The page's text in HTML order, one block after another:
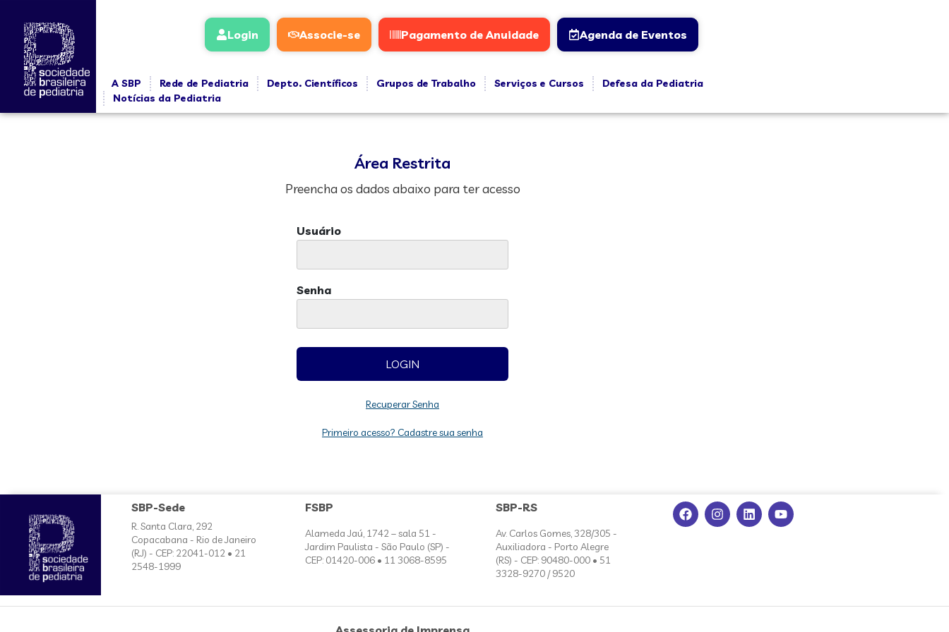
Login Associe-se Pagamento de Anuidade Agenda de Eventos
A SBP Rede de Pediatria Depto. Científicos Grupos de Trabalho Serviços e Cursos
Defesa da Pediatria
Notícias da Pediatria
Área Restrita
Preencha os dados abaixo para ter acesso
Usuário
Senha
Recuperar Senha
Primeiro acesso? Cadastre sua senha
SBP-Sede
R. Santa Clara, 292
Copacabana - Rio de Janeiro
(RJ) - CEP: 22041-012 • 21
2548-1999
FSBP
Alameda Jaú, 1742 – sala 51 -
Jardim Paulista - São Paulo (SP) -
CEP: 01420-006 • 11 3068-8595
SBP-RS
Av. Carlos Gomes, 328/305 -
Auxiliadora - Porto Alegre
(RS) - CEP: 90480-000 • 51
3328-9270 / 9520